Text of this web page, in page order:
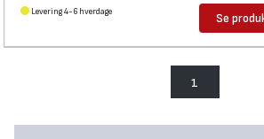
Levering 4-6 hverdage Se
1